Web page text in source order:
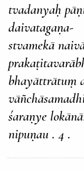
tvadanyaḥ
daivatagaṇa-
stvamekā
bhayāttrātuṃ
śaraṇye
nipuṇau . 4 .